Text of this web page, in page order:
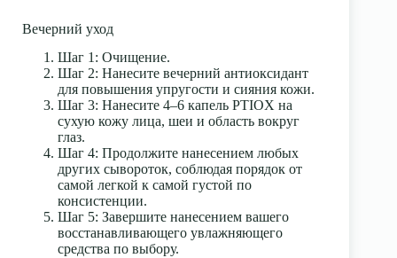
Вечерний уход
Шаг 1: Очищение.
Шаг 2: Нанесите вечерний антиоксидант
для повышения упругости и сияния кожи.
Шаг 3: Нанесите 4–6 капель PTIOX на
сухую кожу лица, шеи и область вокруг
глаз.
Шаг 4: Продолжите нанесением любых
других сывороток, соблюдая порядок от
самой легкой к самой густой по
консистенции.
Шаг 5: Завершите нанесением вашего
восстанавливающего увлажняющего
средства по выбору.